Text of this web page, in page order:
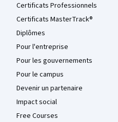
Certificats Professionnels
Certificats MasterTrack®
Diplômes
Pour l'entreprise
Pour les gouvernements
Pour le campus
Devenir un partenaire
Impact social
Free Courses